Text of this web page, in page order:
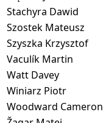
Stachyra Dawid
Szostek Mateusz
Szyszka Krzysztof
Vaculík Martin
Watt Davey
Winiarz Piotr
Woodward Cameron